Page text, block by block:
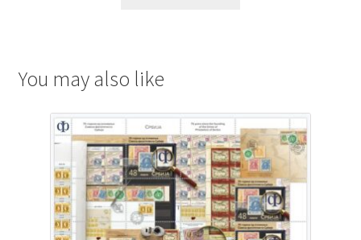
You may also like